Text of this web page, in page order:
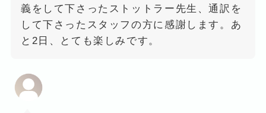
義をして下さったストットラー先生、通訳を
して下さったスタッフの方に感謝します。あ
と2日、とても楽しみです。